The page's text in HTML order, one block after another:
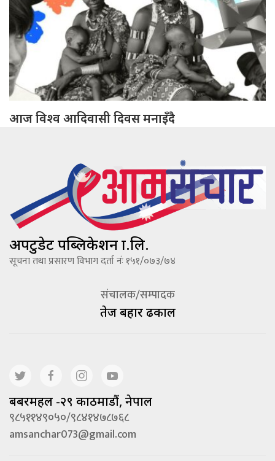
आज विश्व आदिवासी दिवस मनाइँदै
अपटुडेट पब्लिकेशन प्रा.लि.
सूचना तथा प्रसारण विभाग दर्ता नंः १५१/०७३/७४
संचालक/सम्पादक
तेज बहादूर ढकाल
बबरमहल -२९ काठमाडौं, नेपाल
९८५११४९०५०/९८४१४७८७६८
amsanchar073@gmail.com